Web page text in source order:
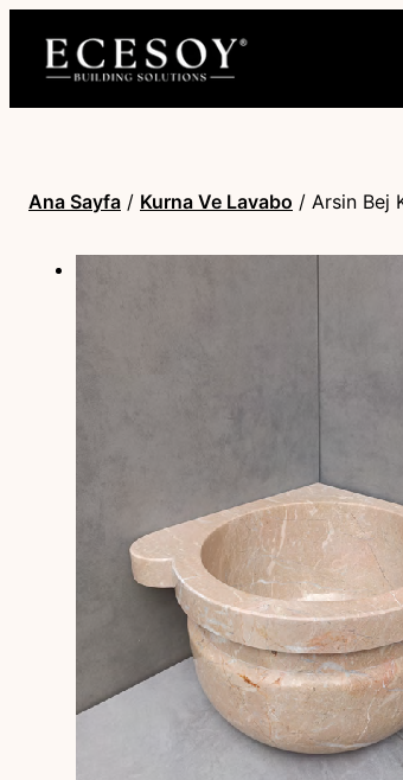
Ana Sayfa / Kurna Ve Lavabo / Arsin Bej